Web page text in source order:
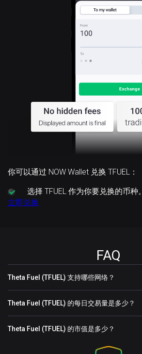
你可以通过 NOW Wallet 兑换 TFUEL：
选择 TFUEL 作为你要兑换的币种。
立即兑换
FAQ
Theta Fuel (TFUEL) 支持哪些网络？
Theta Fuel (TFUEL) 的每日交易量是多少？
Theta Fuel (TFUEL) 的市值是多少？